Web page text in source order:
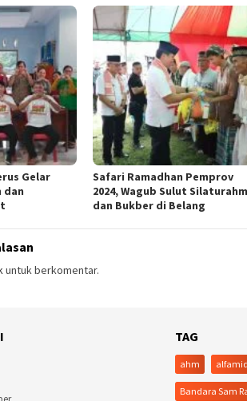
Gelar
dan
Safari Ramadhan Pemprov
2024, Wagub Sulut
dan Bukber di Belang
untuk berkomentar.
TAG
ahm
Bandara Sam